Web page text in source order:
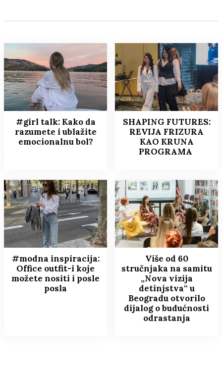
#girl talk: Kako da
razumete i ublažite
emocionalnu bol?
SHAPING FUTURES:
REVIJA FRIZURA
KAO KRUNA
PROGRAMA
#modna inspiracija:
Office outfit-i koje
možete nositi i posle
posla
Više od 60
stručnjaka na samitu
„Nova vizija
detinjstva“ u
Beogradu otvorilo
dijalog o budućnosti
odrastanja